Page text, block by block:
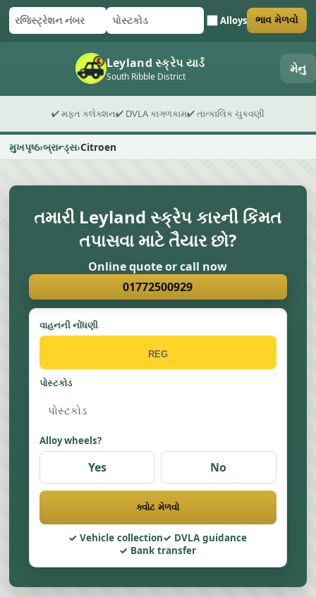
રજિસ્ટ્રેશન નંબર
પોસ્ટકોડ Alloys
ફોર્મ સબમિટ કરો ભાવ મેળવો
Leyland સ્ક્રેપ યાર્ડ
South Ribble District મેનુ
✔ મફત કલેક્શન✔ DVLA કાગળકામ✔ તાત્કાલિક ચુકવણી
મુખપૃષ્ઠ બ્રાન્ડ્સ Citroen
તમારી Leyland સ્ક્રેપ કારની કિંમત
તપાસવા માટે તૈયાર છો?
Online quote or call now
01772500929
વાહનની નોંધણી
પોસ્ટકોડ
Alloy wheels?
Yes No
ક્વોટ મેળવો
Vehicle collection
DVLA guidance
Bank transfer